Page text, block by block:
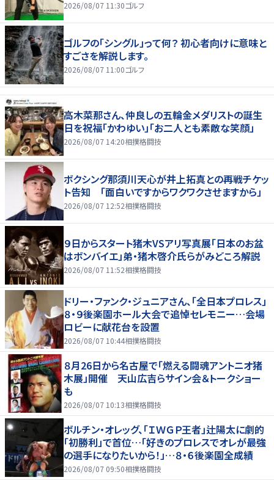
2026/08/07 11:30ゴルフ
ゴルフの「シングル」って何？ 初心者向けに意味と
すごさを解説します。
2026/08/07 11:00ゴルフ
高木菜那さん、仲良しの五輪金メダリストの誕生
日を祝福「かわゆい」「お二人とも素敵な笑顔」
2026/08/07 14:20相撲格闘技
ボクシング那須川天心が井上拓真との再戦チケッ
ト告知 「面白いですからワクワクさせますから」
2026/08/07 12:52相撲格闘技
９日からスタート猪木VSアリ写真展「日本のお盆
はボンバイエ」弟・猪木啓介氏らがみどころ解説
2026/08/07 11:52相撲格闘技
ドリー・ファンク・ジュニアさん、「全日本プロレス」
８・９後楽園ホール大会で追悼セレモニー…会場
ロビーに献花台を設置
2026/08/07 10:44相撲格闘技
８月26日から名古屋で「燃える闘魂アントニオ猪
木展」開催 天山広吉らサイン会＆トークショー
も
2026/08/07 10:13相撲格闘技
ボルチン・オレッグ、「ＩＷＧＰ王者」辻陽太に劇的
「初勝利」で首位…「好きのプロレスでオレが最強
の選手になりたいから！」…８・６後楽園全成績
2026/08/07 09:50相撲格闘技